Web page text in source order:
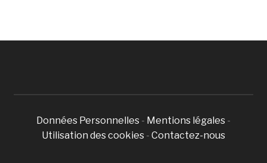
Données Personnelles - Mentions légales -
Utilisation des cookies - Contactez-nous